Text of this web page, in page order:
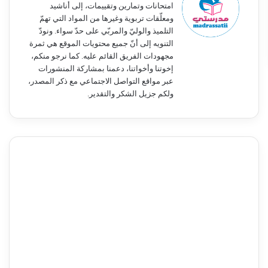
امتحانات وتمارين وتقييمات، إلى أناشيد
ومعلّقات تربوية وغيرها من المواد التي تهمّ
التلميذ والوليّ والمربّي على حدّ سواء. ونودّ
التنويه إلى أنّ جميع محتويات الموقع هي ثمرة
مجهودات الفريق القائم عليه. كما نرجو منكم،
إخوتنا وأخواتنا، دعمنا بمشاركة المنشورات
عبر مواقع التواصل الاجتماعي مع ذكر المصدر،
ولكم جزيل الشكر والتقدير.